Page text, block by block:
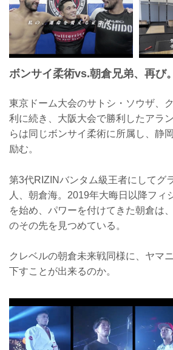
ボンサイ柔術vs.朝倉兄弟、再び。
東京ドーム大会のサトシ・ソウザ、
利に続き、大阪大会で勝利したアラ
らは同じボンサイ柔術に所属し、静
励む。
第3代RIZINバンタム級王者にしてグ
人、朝倉海。2019年大晦日以降フィ
を始め、パワーを付けてきた朝倉は
のその先を見つめている。
クレベルの朝倉未来戦同様に、ヤマ
下すことが出来るのか。